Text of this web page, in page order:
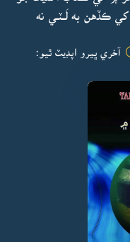
ڪڏهن به لَــٽـي نه
آخري ڀيرو اپڊيٽ ٿيو: